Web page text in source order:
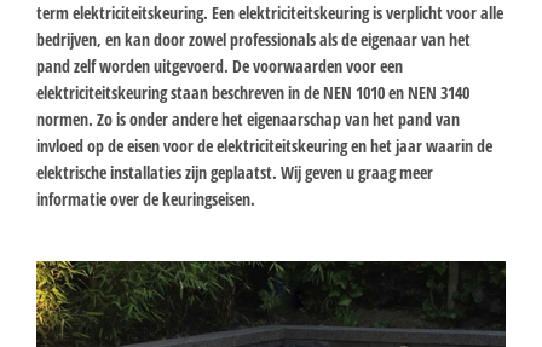
term elektriciteitskeuring. Een elektriciteitskeuring is verplicht voor alle
bedrijven, en kan door zowel professionals als de eigenaar van het
pand zelf worden uitgevoerd. De voorwaarden voor een
elektriciteitskeuring staan beschreven in de NEN 1010 en NEN 3140
normen. Zo is onder andere het eigenaarschap van het pand van
invloed op de eisen voor de elektriciteitskeuring en het jaar waarin de
elektrische installaties zijn geplaatst. Wij geven u graag meer
informatie over de keuringseisen.